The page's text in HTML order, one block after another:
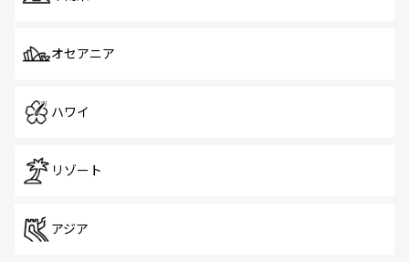
オセアニア
ハワイ
リゾート
アジア